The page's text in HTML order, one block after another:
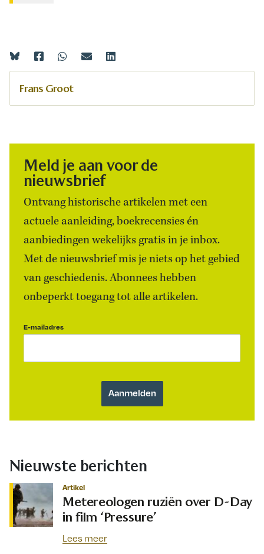
Frans Groot
Meld je aan voor de
nieuwsbrief
Ontvang historische artikelen met een
actuele aanleiding, boekrecensies én
aanbiedingen wekelijks gratis in je inbox.
Met de nieuwsbrief mis je niets op het gebied
van geschiedenis. Abonnees hebben
onbeperkt toegang tot alle artikelen.
E-mailadres
Nieuwste berichten
Artikel
Metereologen ruziën over D-Day
in film ‘Pressure’
Lees meer